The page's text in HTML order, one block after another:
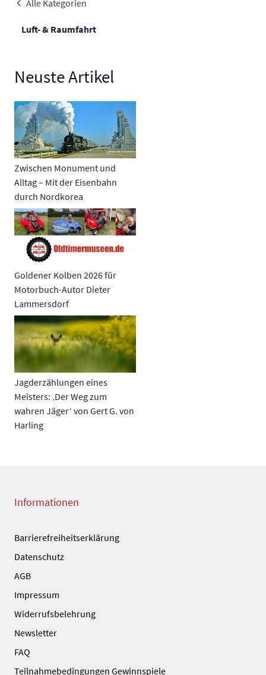
Alle Kategorien
Luft- & Raumfahrt
Neuste Artikel
Zwischen Monument und
Alltag – Mit der Eisenbahn
durch Nordkorea
Goldener Kolben 2026 für
Motorbuch-Autor Dieter
Lammersdorf
Jagderzählungen eines
Meisters: ‚Der Weg zum
wahren Jäger‘ von Gert G. von
Harling
Informationen
Barrierefreiheitserklärung
Datenschutz
AGB
Impressum
Widerrufsbelehrung
Newsletter
FAQ
Teilnahmebedingungen Gewinnspiele